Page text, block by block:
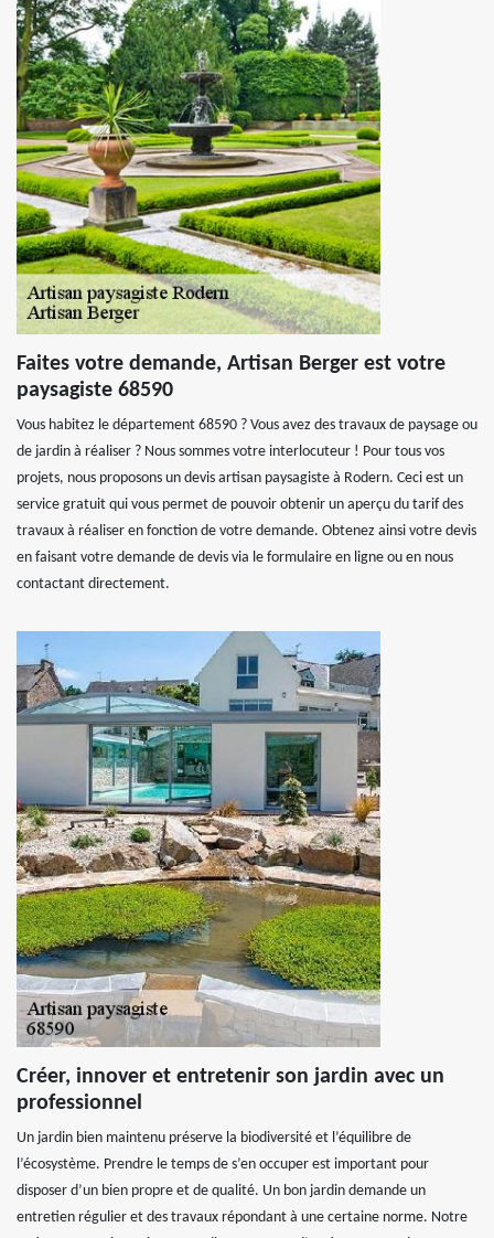
Faites votre demande, Artisan Berger est votre
paysagiste 68590
Vous habitez le département 68590 ? Vous avez des travaux de paysage ou
de jardin à réaliser ? Nous sommes votre interlocuteur ! Pour tous vos
projets, nous proposons un devis artisan paysagiste à Rodern. Ceci est un
service gratuit qui vous permet de pouvoir obtenir un aperçu du tarif des
travaux à réaliser en fonction de votre demande. Obtenez ainsi votre devis
en faisant votre demande de devis via le formulaire en ligne ou en nous
contactant directement.
Créer, innover et entretenir son jardin avec un
professionnel
Un jardin bien maintenu préserve la biodiversité et l’équilibre de
l’écosystème. Prendre le temps de s’en occuper est important pour
disposer d’un bien propre et de qualité. Un bon jardin demande un
entretien régulier et des travaux répondant à une certaine norme. Notre